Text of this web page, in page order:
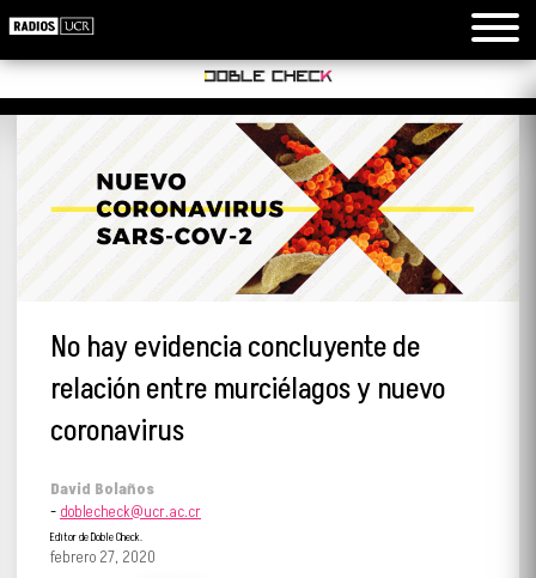
No hay evidencia concluyente de
relación entre murciélagos y nuevo
coronavirus
David Bolaños
- doblecheck@ucr.ac.cr
Editor de Doble Check.
febrero 27, 2020